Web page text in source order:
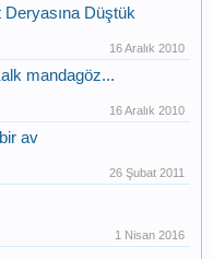
Düştük
16 Aralık 2010
mandagöz...
16 Aralık 2010
av
26 Şubat 2011
1 Nisan 2016